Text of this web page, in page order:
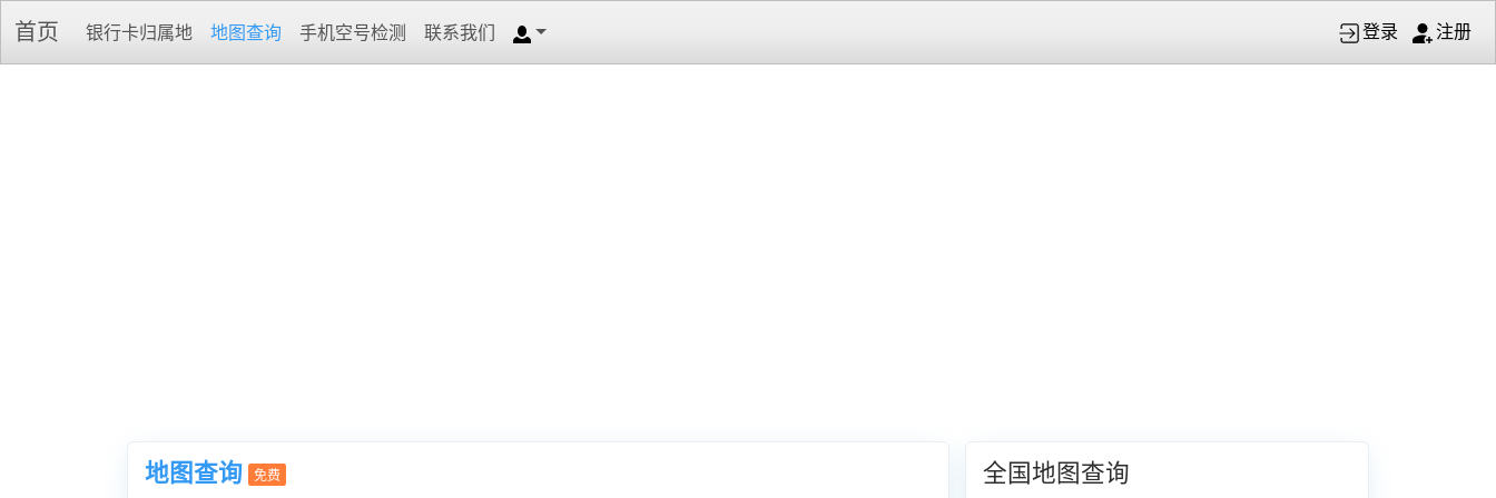
首页 银行卡归属地 地图查询 手机空号检测 联系我们 登录 注册
地图查询 免费 全国地图查询